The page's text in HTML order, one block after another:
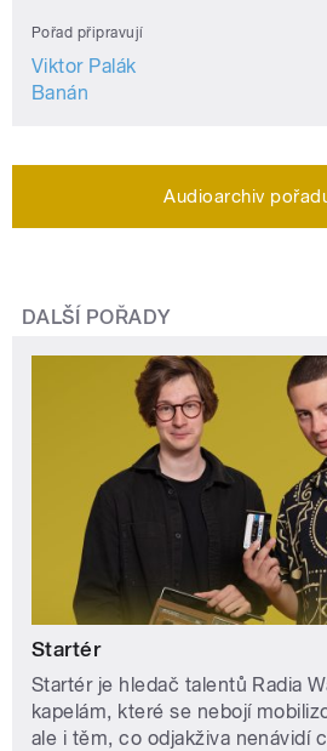
Pořad připravují
Viktor Palák
Banán
Audioarchiv
DALŠÍ POŘADY
Startér
Startér je hledač talentů Radia
kapelám, které se nebojí
ale i těm, co odjakživa nenávidí